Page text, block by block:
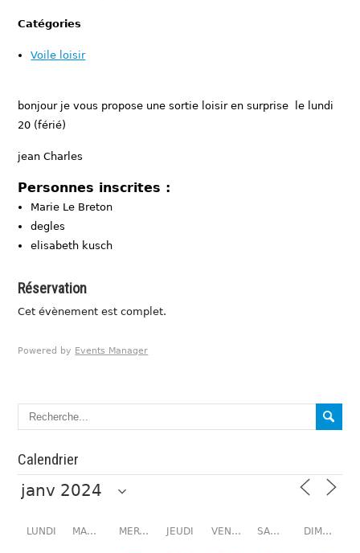
Catégories
Voile loisir
bonjour je vous propose une sortie loisir en surprise le lundi
20 (férié)
jean Charles
Personnes inscrites :
Marie Le Breton
degles
elisabeth kusch
Réservation
Cet évènement est complet.
Powered by Events Manager
Calendrier
LUNDI MARDI MERCREDI JEUDI VENDREDI SAMEDI DIMANCHE